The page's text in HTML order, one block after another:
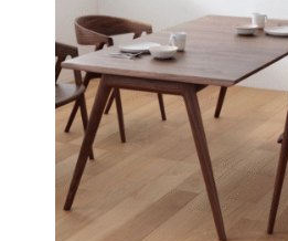
フラッグシップストア
熊本店
Arv